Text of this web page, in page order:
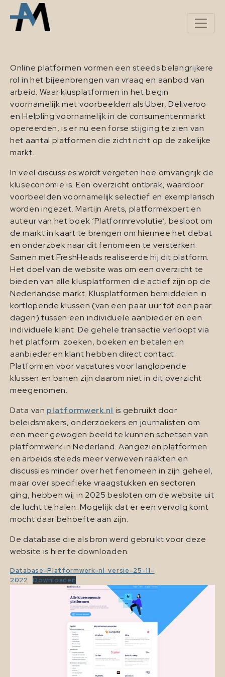
Online platformen vormen een steeds belangrijkere
rol in het bijeenbrengen van vraag en aanbod van
arbeid. Waar klusplatformen in het begin
voornamelijk met voorbeelden als Uber, Deliveroo
en Helpling voornamelijk in de consumentenmarkt
opereerden, is er nu een forse stijging te zien van
het aantal platformen die zicht richt op de zakelijke
markt.
In veel discussies wordt vergeten hoe omvangrijk de
kluseconomie is. Een overzicht ontbrak, waardoor
voorbeelden voornamelijk selectief en exemplarisch
worden ingezet. Martijn Arets, platformexpert en
auteur van het boek ‘Platformrevolutie’, besloot om
de markt in kaart te brengen om hiermee het debat
en onderzoek naar dit fenomeen te versterken.
Samen met FreshHeads realiseerde hij dit platform.
Het doel van de website was om een overzicht te
bieden van alle klusplatformen die actief zijn op de
Nederlandse markt. Klusplatformen bemiddelen in
kortlopende klussen (van een paar uur tot een paar
dagen) tussen een individuele aanbieder en een
individuele klant. De gehele transactie verloopt via
het platform: zoeken, boeken en betalen en
aanbieder en klant hebben direct contact.
Platformen voor vacatures voor langlopende
klussen en banen zijn daarom niet in dit overzicht
meegenomen.
Data van platformwerk.nl is gebruikt door
beleidsmakers, onderzoekers en journalisten om
een meer gewogen beeld te kunnen schetsen van
platformwerk in Nederland. Aangezien platformen
en arbeids steeds meer verweven raakten en
discussies minder over het fenomeen in zijn geheel,
maar over specifieke vraagstukken en sectoren
ging, hebben wij in 2025 besloten om de website uit
de lucht te halen. Mogelijk dat er een vervolg komt
mocht daar behoefte aan zijn.
De database die als bron werd gebruikt voor deze
website is hier te downloaden.
Database-Platformwerk-nl_versie-25-11-
2022
Downloaden